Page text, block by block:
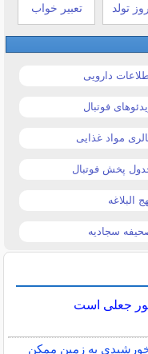
تولد تعبیر خواب
دارویی
فوتبال
مواد غذایی
پخش فوتبال
البلاغه
سجادیه
جعلی است
به زمین ممکن